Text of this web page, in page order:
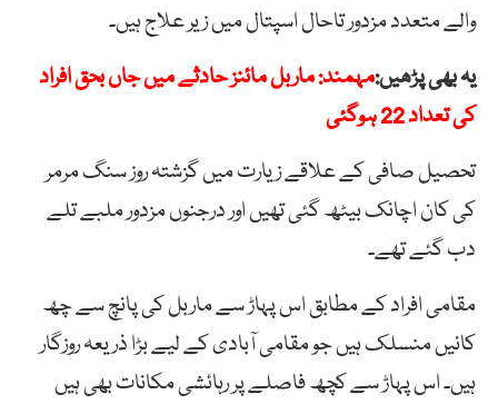
والے متعدد مزدور تاحال اسپتال میں زیر علاج ہیں۔
یہ بھی پڑھیں:مہمند: ماربل مائنز حادثے میں جاں بحق افراد
کی تعداد 22 ہوگئی
تحصیل صافی کے علاقے زیارت میں گزشتہ روز سنگ مرمر
کی کان اچانک بیٹھ گئی تھیں اور درجنوں مزدور ملبے تلے
دب گئے تھے۔
مقامی افراد کے مطابق اس پہاڑ سے ماربل کی پانچ سے چھ
کانیں منسلک ہیں جو مقامی آبادی کے لیے بڑا ذریعہ روزگار
ہیں۔ اس پہاڑ سے کچھ فاصلے پر رہائشی مکانات بھی ہیں